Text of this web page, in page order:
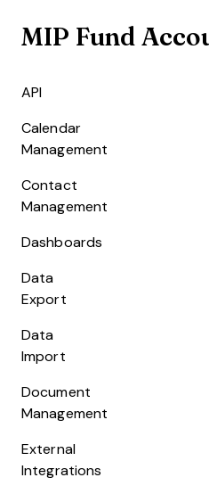
MIP Fund
API
Calendar
Management
Contact
Management
Dashboards
Data
Export
Data
Import
Document
Management
External
Integrations